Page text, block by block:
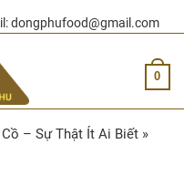
dongphufood@gmail.com
0
– Sự Thật Ít Ai Biết »